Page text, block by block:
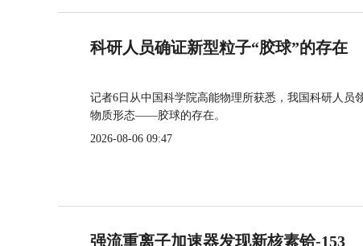
科研人员确证新型粒子“胶球”的存在
记者6日从中国科学院高能物理所获悉，我国科研人
物质形态——胶球的存在。
2026-08-06 09:47
强流重离子加速器发现新核素铪-153